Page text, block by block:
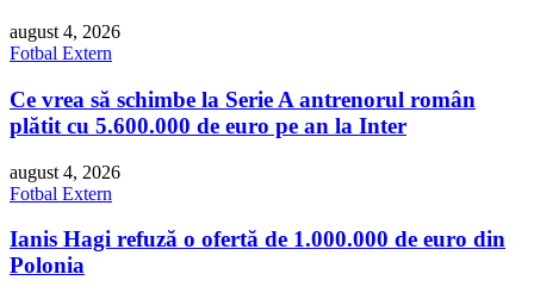
august 4, 2026
Fotbal Extern
Ce vrea să schimbe la Serie A antrenorul român
plătit cu 5.600.000 de euro pe an la Inter
august 4, 2026
Fotbal Extern
Ianis Hagi refuză o ofertă de 1.000.000 de euro din
Polonia